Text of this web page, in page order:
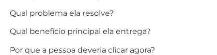
Qual problema ela resolve?
Qual benefício principal ela entrega?
Por que a pessoa deveria clicar agora?